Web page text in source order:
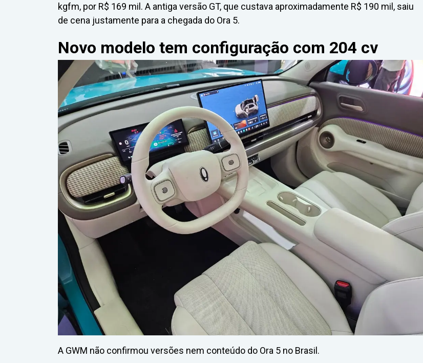
kgfm, por R$ 169 mil. A antiga versão GT, que custava aproximadamente R$ 190 mil, saiu
de cena justamente para a chegada do Ora 5.
Novo modelo tem configuração com 204 cv
A GWM não confirmou versões nem conteúdo do Ora 5 no Brasil.